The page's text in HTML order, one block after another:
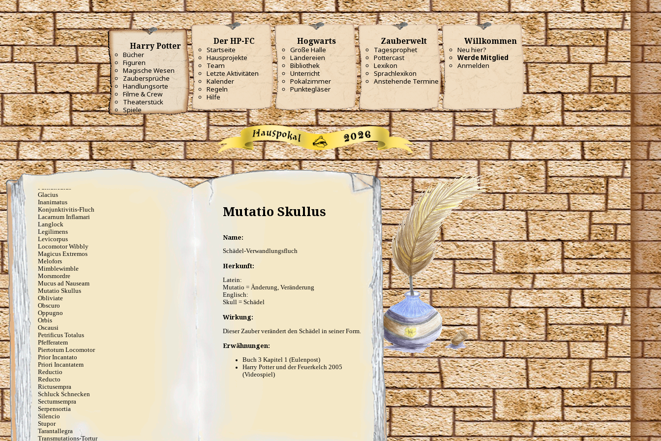
Harry Potter
Bücher
Figuren
Magische Wesen
Zaubersprüche
Handlungsorte
Filme & Crew
Theaterstück
Spiele
Der HP-FC
Startseite
Hausprojekte
Team
Letzte Aktivitäten
Kalender
Regeln
Hilfe
Hogwarts
Große Halle
Ländereien
Bibliothek
Unterricht
Pokalzimmer
Punktegläser
Zauberwelt
Tagesprophet
Pottercast
Lexikon
Sprachlexikon
Anstehende Termine
Willkommen
Neu hier?
Werde Mitglied
Anmelden
Avifors
Bombarda
Bombarda Maxima
Calvorio
Colloshoo
Confringo
Confundo
Dämonenfeuer
Defodio
Densaugeo
Deprimo
Descendo
Draconifors
Ebublio
Emuvilus
Engorgio Skullus
Entomorphis
Everte Statum
Expellimellius
Expulso
Flagrante
Flederwichtfluch
Flipendo
Fracto Strata
Furnunculus
Glacius
Inanimatus
Konjunktivitis-Fluch
Lacarnum Inflamari
Langlock
Legilimens
Levicorpus
Locomotor Wibbly
Magicus Extremos
Melofors
Mimblewimble
Morsmordre
Mucus ad Nauseam
Mutatio Skullus
Obliviate
Obscuro
Oppugno
Orbis
Oscausi
Petrificus Totalus
Pfefferatem
Piertotum Locomotor
Prior Incantato
Priori Incantatem
Reductio
Reducto
Rictusempra
Schluck Schnecken
Sectumsempra
Serpensortia
Silencio
Stupor
Tarantallegra
Transmutations-Tortur
Mutatio Skullus
Name:
Schädel-Verwandlungsfluch
Herkunft:
Latein:
Mutatio = Änderung, Veränderung
Englisch:
Skull = Schädel
Wirkung:
Dieser Zauber verändert den Schädel in seiner Form.
Erwähnungen:
Buch 3 Kapitel 1 (Eulenpost)
Harry Potter und der Feuerkelch 2005
(Videospiel)